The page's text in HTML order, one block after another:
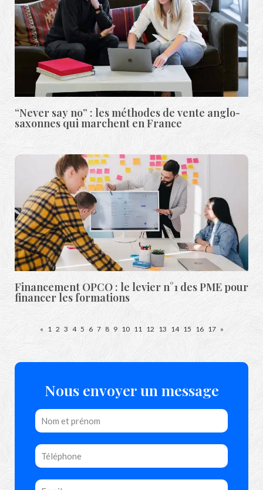
“Never say no” : les méthodes de vente anglo-
saxonnes qui marchent en France
Financement OPCO : le levier n°1 des PME pour
financer les formations
« 1 2 3 4 5 6 7 8 9 10 11 12 13 14 15 16 17 »
Nous envoyer un message